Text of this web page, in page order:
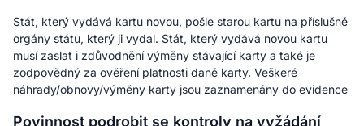
Stát, který vydává kartu novou, pošle starou kartu na příslušné
orgány státu, který ji vydal. Stát, který vydává novou kartu
musí zaslat i zdůvodnění výměny stávající karty a také je
zodpovědný za ověření platnosti dané karty. Veškeré
náhrady/obnovy/výměny karty jsou zaznamenány do evidence
Povinnost podrobit se kontroly na vyžádání